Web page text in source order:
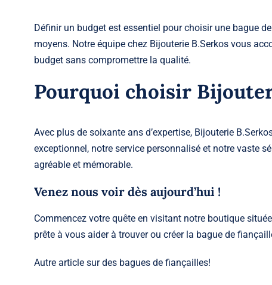
Définir un budget est essentiel pour choisir une bague
moyens. Notre équipe chez Bijouterie B.Serkos vous
budget sans compromettre la qualité.
Pourquoi choisir
Avec plus de soixante ans d’expertise, Bijouterie
exceptionnel, notre service personnalisé et notre vaste
agréable et mémorable.
Venez nous voir dès aujourd’hui !
Commencez votre quête en visitant notre boutique
prête à vous aider à trouver ou créer la bague de
Autre article sur des bagues de fiançailles!